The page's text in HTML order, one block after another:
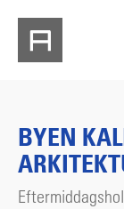
BYEN